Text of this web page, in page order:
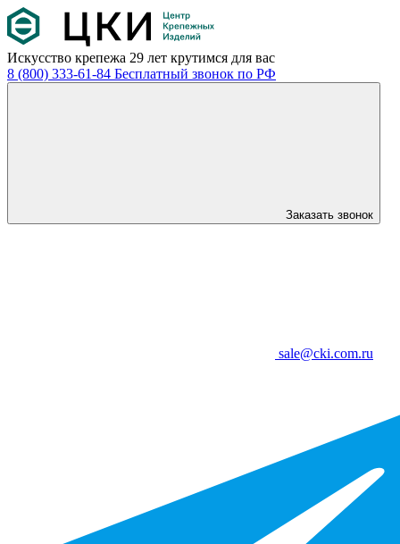
Искусство крепежа 29 лет крутимся для вас
8 (800) 333-61-84 Бесплатный звонок по РФ
Заказать звонок
sale@cki.com.ru